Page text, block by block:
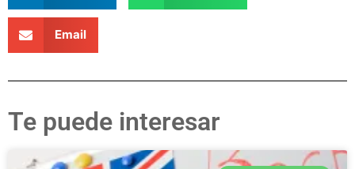
Email
Te puede interesar